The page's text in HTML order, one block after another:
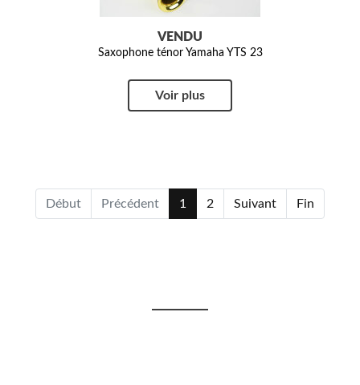
VENDU
Saxophone ténor Yamaha YTS 23
Voir plus
Début Précédent 1 2 Suivant Fin